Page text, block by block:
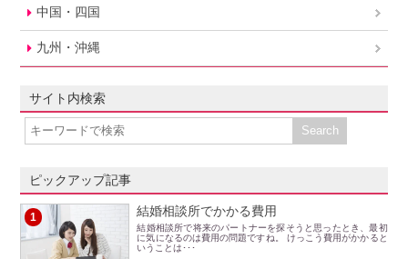
中国・四国
九州・沖縄
サイト内検索
ピックアップ記事
1 結婚相談所でかかる費用
結婚相談所で将来のパートナーを探そうと思ったとき、最初
に気になるのは費用の問題ですね。 けっこう費用がかかると
いうことは･･･